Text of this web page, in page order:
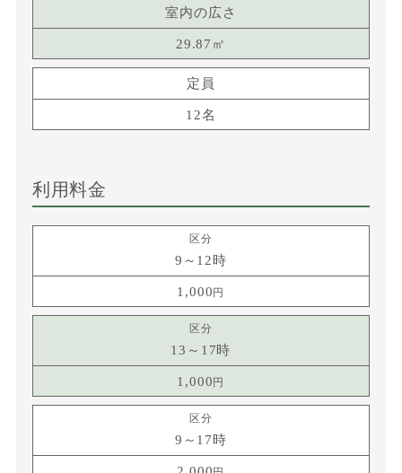
室内の広さ
29.87㎡
定員
12名
利用料金
9～12時
1,000
13～17時
1,000
9～17時